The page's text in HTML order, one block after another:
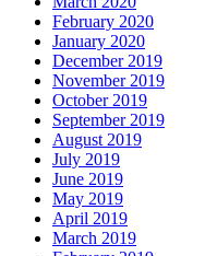
February 2020
January 2020
December 2019
November 2019
October 2019
September 2019
August 2019
July 2019
June 2019
May 2019
April 2019
March 2019